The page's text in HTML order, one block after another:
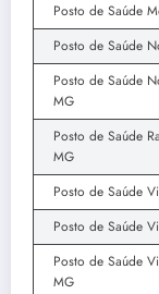
Posto de Saúde
Posto de Saúde
Posto de Saúde
MG
Posto de Saúde
MG
Posto de Saúde
Posto de Saúde
Posto de Saúde
MG